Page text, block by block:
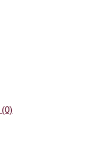
(0)